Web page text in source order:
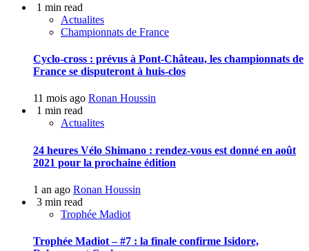
1 min read
Actualites
Championnats de France
Cyclo-cross : prévus à Pont-Château, les championnats de
France se disputeront à huis-clos
11 mois ago Ronan Houssin
1 min read
Actualites
24 heures Vélo Shimano : rendez-vous est donné en août
2021 pour la prochaine édition
1 an ago Ronan Houssin
3 min read
Trophée Madiot
Trophée Madiot – #7 : la finale confirme Isidore,